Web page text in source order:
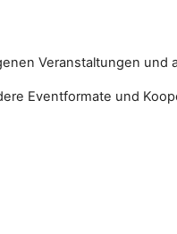
Veranstaltungen
Eventformate und